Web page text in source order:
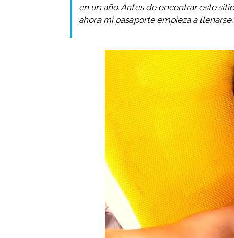
en un año. Antes de encontrar este
ahora mi pasaporte empieza a